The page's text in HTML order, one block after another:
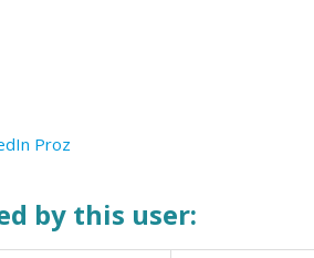
Proz
by this user: